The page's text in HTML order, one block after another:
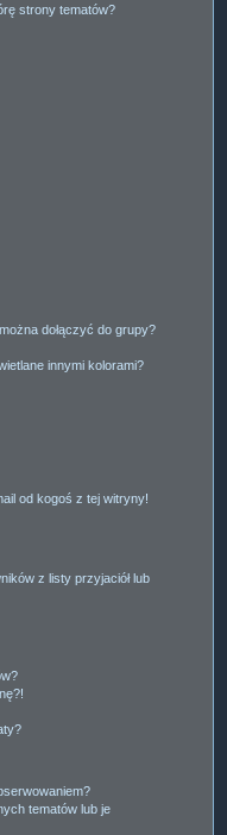
strony tematów?
dołączyć do grupy?
innymi kolorami?
od kogoś z tej witryny!
z listy przyjaciół lub
tematów lub je